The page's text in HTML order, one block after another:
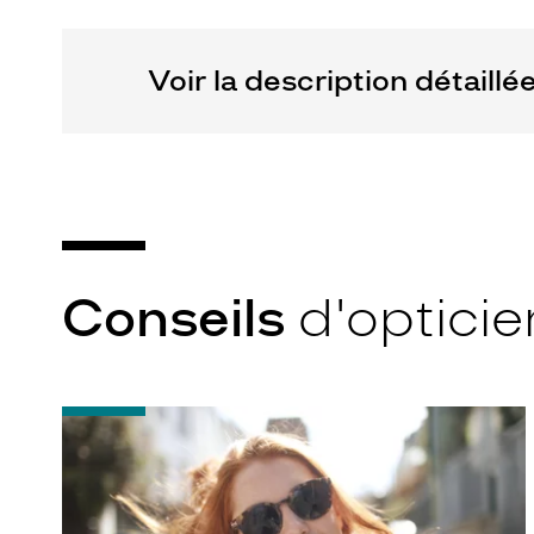
Voir la description
Conseils
-
Notice
d'utilisation
votre
paire